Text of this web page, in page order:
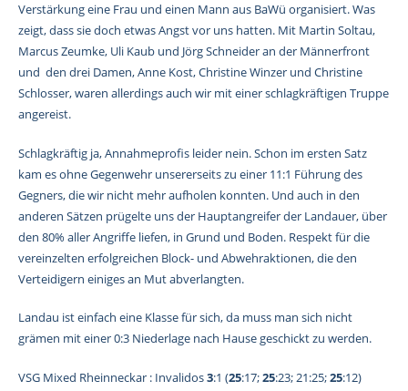
Verstärkung eine Frau und einen Mann aus BaWü organisiert. Was
zeigt, dass sie doch etwas Angst vor uns hatten. Mit Martin Soltau,
Marcus Zeumke, Uli Kaub und Jörg Schneider an der Männerfront
und den drei Damen, Anne Kost, Christine Winzer und Christine
Schlosser, waren allerdings auch wir mit einer schlagkräftigen Truppe
angereist.
Schlagkräftig ja, Annahmeprofis leider nein. Schon im ersten Satz
kam es ohne Gegenwehr unsererseits zu einer 11:1 Führung des
Gegners, die wir nicht mehr aufholen konnten. Und auch in den
anderen Sätzen prügelte uns der Hauptangreifer der Landauer, über
den 80% aller Angriffe liefen, in Grund und Boden. Respekt für die
vereinzelten erfolgreichen Block- und Abwehraktionen, die den
Verteidigern einiges an Mut abverlangten.
Landau ist einfach eine Klasse für sich, da muss man sich nicht
grämen mit einer 0:3 Niederlage nach Hause geschickt zu werden.
VSG Mixed Rheinneckar : Invalidos3:1 (25:17;25:23; 21:25;25:12)